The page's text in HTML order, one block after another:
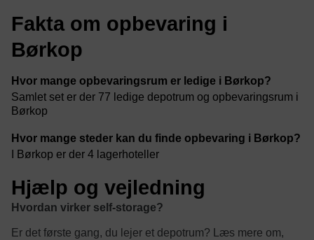
Fakta om opbevaring i
Børkop
Hvor mange opbevaringsrum er ledige i Børkop?
Samlet set er der 77 ledige depotrum og opbevaringsrum i
Børkop
Hvor mange steder kan du finde opbevaring i Børkop?
I Børkop er der 4 lagerhoteller
Hjælp og vejledning
Hvordan virker self-storage?
Er det første gang, du lejer et depotrum? Læs mere om,